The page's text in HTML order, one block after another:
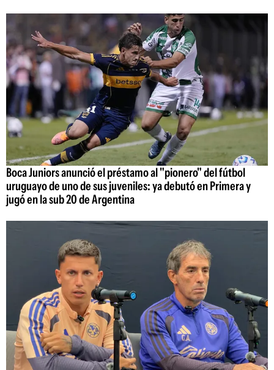
Boca Juniors anunció el préstamo al "pionero" del fútbol
uruguayo de uno de sus juveniles: ya debutó en Primera y
jugó en la sub 20 de Argentina